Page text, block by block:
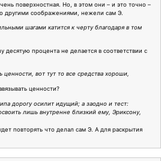
поверхностная. Но, в этом они – и это точно –
другими соображениями, нежели сам Э.
шагами катится к черту благодаря в том
десятую процента не делается в соответствии с
ценности, вот тут то все средства хороши,
ценности?
дорогу осилит идущий; а заодно и тест:
лишь внутренне близкий ему, Эриксону,
повторять что делал сам Э. А для раскрытия